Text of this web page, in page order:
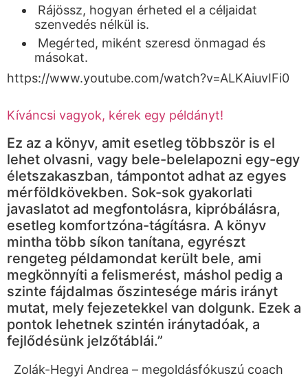
Rájössz, hogyan érheted el a céljaidat
szenvedés nélkül is.
Megérted, miként szeresd önmagad és
másokat.
https://www.youtube.com/watch?v=ALKAiuvIFi0
Kíváncsi vagyok, kérek egy példányt!
Ez az a könyv, amit esetleg többször is el
lehet olvasni, vagy bele-belelapozni egy-egy
életszakaszban, támpontot adhat az egyes
mérföldkövekben. Sok-sok gyakorlati
javaslatot ad megfontolásra, kipróbálásra,
esetleg komfortzóna-tágításra. A könyv
mintha több síkon tanítana, egyrészt
rengeteg példamondat került bele, ami
megkönnyíti a felismerést, máshol pedig a
szinte fájdalmas őszintesége máris irányt
mutat, mely fejezetekkel van dolgunk. Ezek a
pontok lehetnek szintén iránytadóak, a
fejlődésünk jelzőtáblái.”
Zolák-Hegyi Andrea – megoldásfókuszú coach